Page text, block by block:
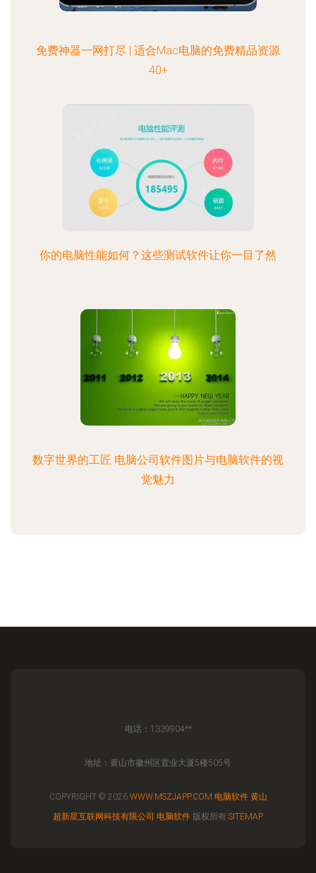
免费神器一网打尽 | 适合Mac电脑的免费精品资源
40+
你的电脑性能如何？这些测试软件让你一目了然
数字世界的工匠 电脑公司软件图片与电脑软件的视
觉魅力
电话：1339904**
地址：黄山市徽州区置业大厦5楼505号
COPYRIGHT © 2026 WWW.MSZJAPP.COM 电脑软件 黄山
超新星互联网科技有限公司 电脑软件 版权所有 SITEMAP